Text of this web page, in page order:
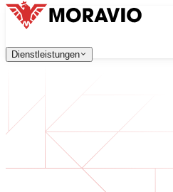
Dienstleistungen
Softwareentwicklung
Webanwendungen, die
Digitale Transformation
Digitalisieren Sie Ihr
Alle Dienstleistungen→
English
Kontaktieren Sie uns